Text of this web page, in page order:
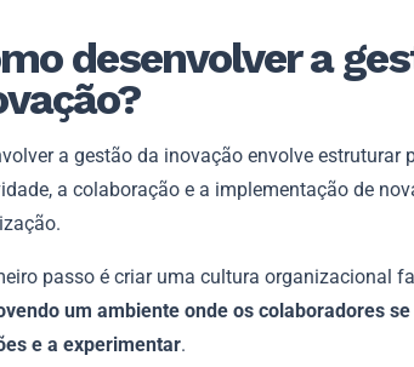
desenvolver a
a gestão da inovação envolve estruturar
a colaboração e a implementação de
passo é criar uma cultura organizacional
um ambiente onde os colaboradores
e a experimentar.